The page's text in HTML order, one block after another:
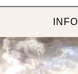
INFO